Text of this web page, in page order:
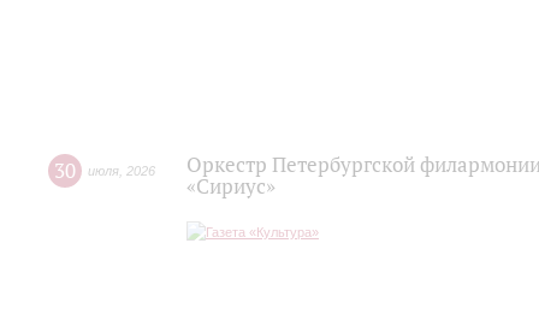
30 июля 2026
Оркестр Петербургской
«Сириус»